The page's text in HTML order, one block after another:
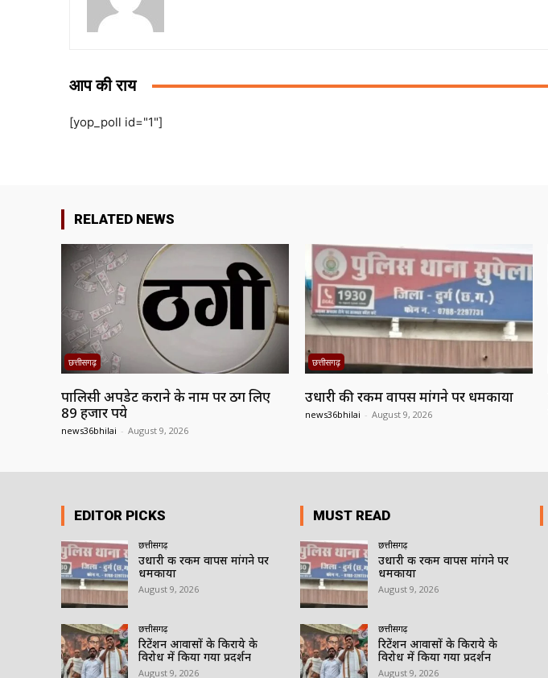
आप की राय
[yop_poll id="1"]
RELATED NEWS
छत्तीसगढ़
पालिसी अपडेट कराने के नाम पर ठग लिए
89 हजार रुपये
news36bhilai - August 9, 2026
छत्तीसगढ़
उधारी की रकम वापस मांगने पर धमकाया
news36bhilai - August 9, 2026
EDITOR PICKS
छत्तीसगढ़
उधारी की रकम वापस मांगने पर
धमकाया
August 9, 2026
छत्तीसगढ़
रिटेंशन आवासों के किराये के
विरोध में किया गया प्रदर्शन
August 9, 2026
MUST READ
छत्तीसगढ़
उधारी की रकम वापस मांगने पर
धमकाया
August 9, 2026
छत्तीसगढ़
रिटेंशन आवासों के किराये के
विरोध में किया गया प्रदर्शन
August 9, 2026